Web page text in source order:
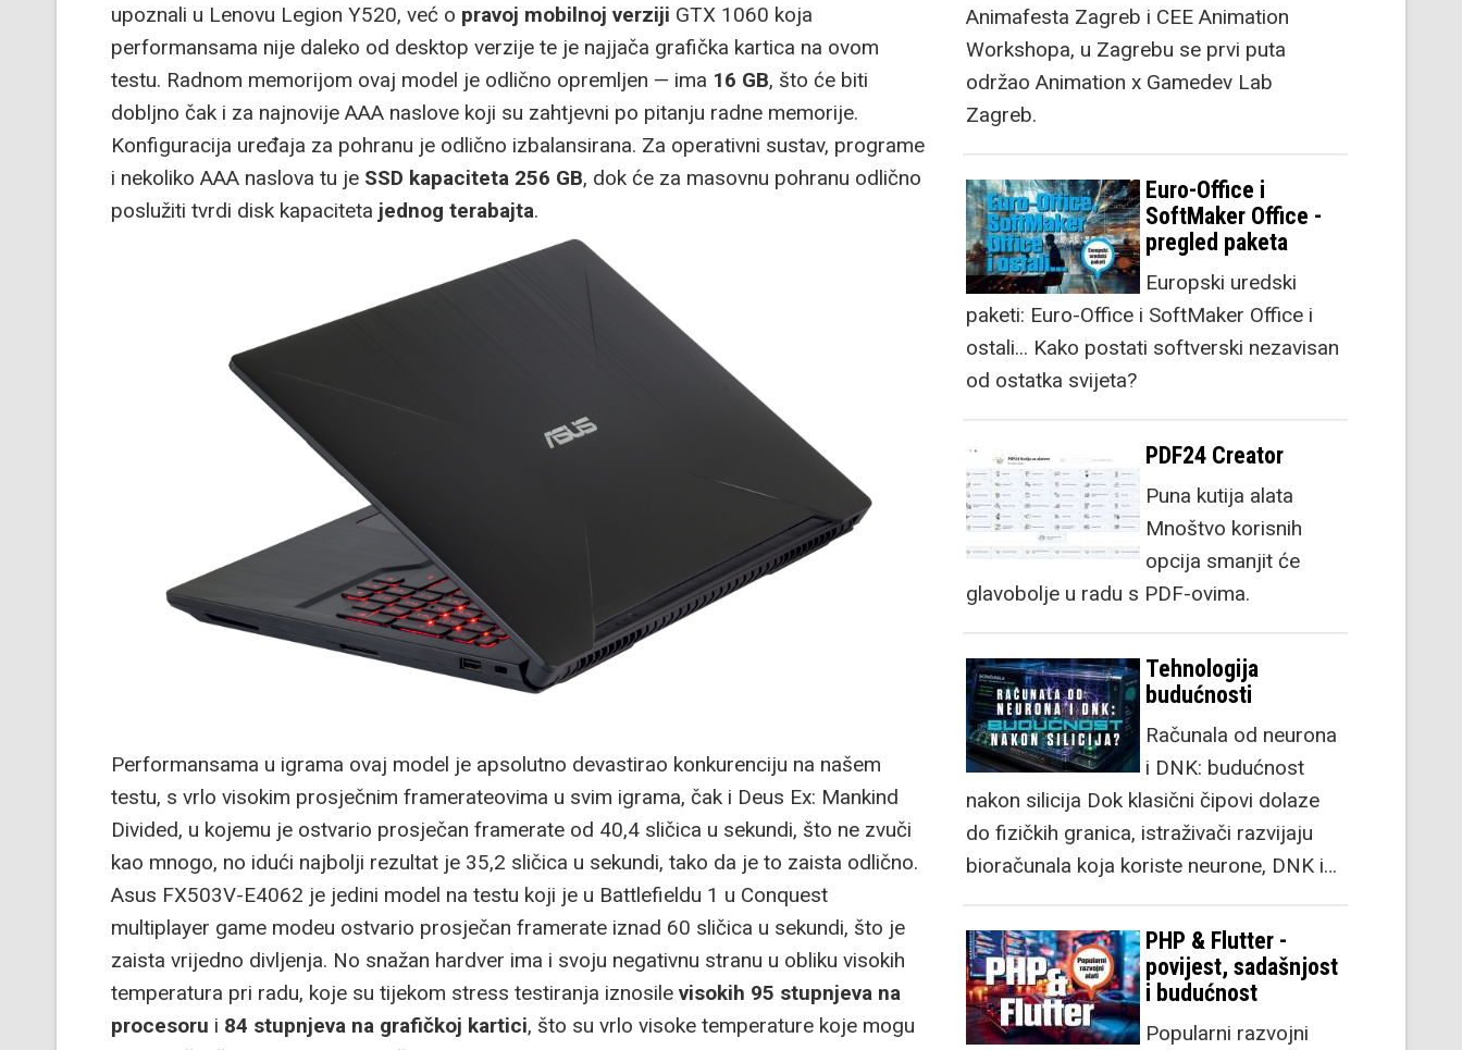
upoznali u Lenovu Legion Y520, već o pravoj mobilnoj verziji GTX 1060 koja
performansama nije daleko od desktop verzije te je najjača grafička kartica na ovom
testu. Radnom memorijom ovaj model je odlično opremljen — ima 16 GB, što će biti
dobljno čak i za najnovije AAA naslove koji su zahtjevni po pitanju radne memorije.
Konfiguracija uređaja za pohranu je odlično izbalansirana. Za operativni sustav, programe
i nekoliko AAA naslova tu je SSD kapaciteta 256 GB, dok će za masovnu pohranu odlično
poslužiti tvrdi disk kapaciteta jednog terabajta.
Performansama u igrama ovaj model je apsolutno devastirao konkurenciju na našem
testu, s vrlo visokim prosječnim framerateovima u svim igrama, čak i Deus Ex: Mankind
Divided, u kojemu je ostvario prosječan framerate od 40,4 sličica u sekundi, što ne zvuči
kao mnogo, no idući najbolji rezultat je 35,2 sličica u sekundi, tako da je to zaista odlično.
Asus FX503V-E4062 je jedini model na testu koji je u Battlefieldu 1 u Conquest
multiplayer game modeu ostvario prosječan framerate iznad 60 sličica u sekundi, što je
zaista vrijedno divljenja. No snažan hardver ima i svoju negativnu stranu u obliku visokih
temperatura pri radu, koje su tijekom stress testiranja iznosile visokih 95 stupnjeva na
procesoru i 84 stupnjeva na grafičkoj kartici, što su vrlo visoke temperature koje mogu
Animafesta Zagreb i CEE Animation
Workshopa, u Zagrebu se prvi puta
održao Animation x Gamedev Lab
Zagreb.
Euro-Office i
SoftMaker Office -
pregled paketa
Europski uredski
paketi: Euro-Office i SoftMaker Office i
ostali... Kako postati softverski nezavisan
od ostatka svijeta?
PDF24 Creator
Puna kutija alata
Mnoštvo korisnih
opcija smanjit će
glavobolje u radu s PDF-ovima.
Tehnologija
budućnosti
Računala od neurona
i DNK: budućnost
nakon silicija Dok klasični čipovi dolaze
do fizičkih granica, istraživači razvijaju
bioračunala koja koriste neurone, DNK i…
PHP & Flutter -
povijest, sadašnjost
i budućnost
Popularni razvojni